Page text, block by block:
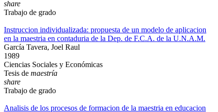
share
Trabajo de grado
Instruccion individualizada: propuesta de un modelo de aplicacion
en la maestria en contaduria de la Dep. de F.C.A. de la U.N.A.M.
García Tavera, Joel Raul
1989
Ciencias Sociales y Económicas
Tesis de maestría
share
Trabajo de grado
Analisis de los procesos de formacion de la maestria en educacion